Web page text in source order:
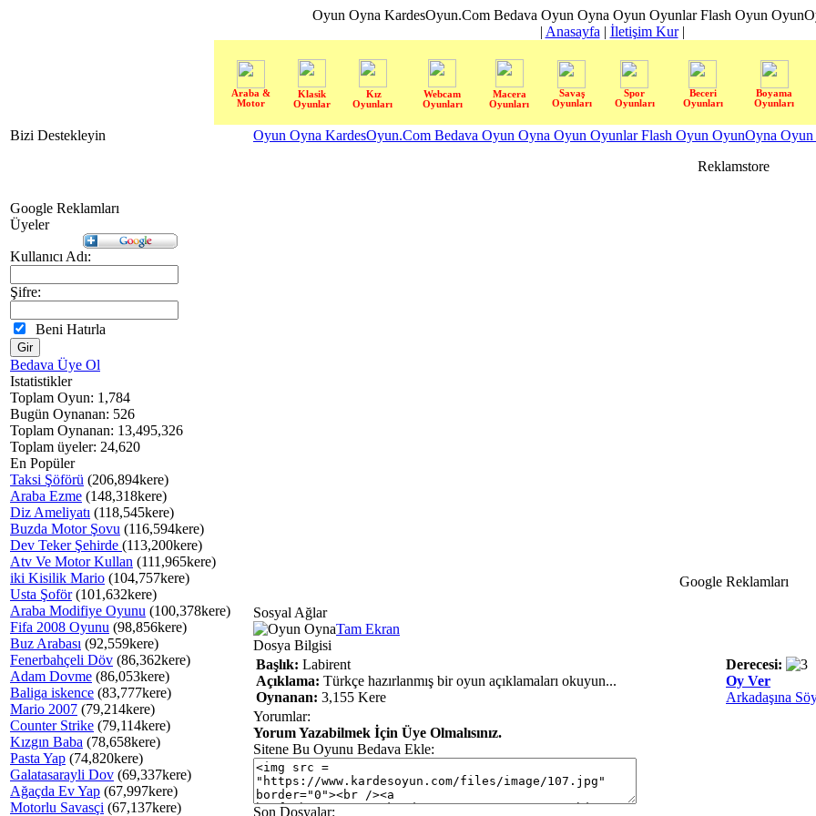
Oyun Oyna KardesOyun.Com Bedava Oyun Oyna Oyun Oyunlar Flash Oyun
| Anasayfa | İletişim Kur|
Araba &
Motor
Klasik
Oyunlar
Kız
Oyunları
Webcam
Oyunları
Macera
Oyunları
Savaş
Oyunları
Spor
Oyunları
Beceri
Oyunları
Boyama
Oyunları
Bizi Destekleyin
Google Reklamları
Üyeler
Kullanıcı Adı:
Şifre:
Beni Hatırla
Bedava Üye Ol
Istatistikler
Toplam Oyun: 1,784
Bugün Oynanan: 526
Toplam Oynanan: 13,495,326
Toplam üyeler: 24,620
En Popüler
Taksi Şöförü (206,894kere)
Araba Ezme (148,318kere)
Diz Ameliyatı (118,545kere)
Buzda Motor Şovu (116,594kere)
Dev Teker Şehirde (113,200kere)
Atv Ve Motor Kullan (111,965kere)
iki Kisilik Mario (104,757kere)
Usta Şoför(101,632kere)
Araba Modifiye Oyunu (100,378kere)
Fifa 2008 Oyunu (98,856kere)
Buz Arabası (92,559kere)
Fenerbahçeli Döv (86,362kere)
Adam Dovme (86,053kere)
Baliga iskence (83,777kere)
Mario 2007 (79,214kere)
Counter Strike (79,114kere)
Kızgın Baba (78,658kere)
Pasta Yap (74,820kere)
Galatasarayli Dov (69,337kere)
Ağaçda Ev Yap (67,997kere)
Motorlu Savasçi (67,137kere)
Oyun Oyna KardesOyun.Com Bedava Oyun Oyna Oyun Oyunlar Flash Oyun OyunOyna Oyun
Reklamstore
Google Reklamları
Sosyal Ağlar
Tam Ekran
Dosya Bilgisi
Başlık: Labirent
Açıklama: Türkçe hazırlanmış bir oyun açıklamaları okuyun...
Oynanan: 3,155 Kere
Derecesi:
Oy Ver
Arkadaşına
Yorumlar:
Yorum Yazabilmek İçin Üye Olmalısınız.
Sitene Bu Oyunu Bedava Ekle:
Son Dosyalar: